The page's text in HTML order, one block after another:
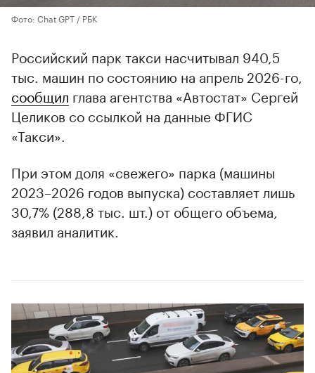
Фото: Chat GPT / РБК
Российский парк такси насчитывал 940,5
тыс. машин по состоянию на апрель 2026-го,
сообщил глава агентства «Автостат» Сергей
Целиков со ссылкой на данные ФГИС
«Такси».
При этом доля «свежего» парка (машины
2023–2026 годов выпуска) составляет лишь
30,7% (288,8 тыс. шт.) от общего объема,
заявил аналитик.